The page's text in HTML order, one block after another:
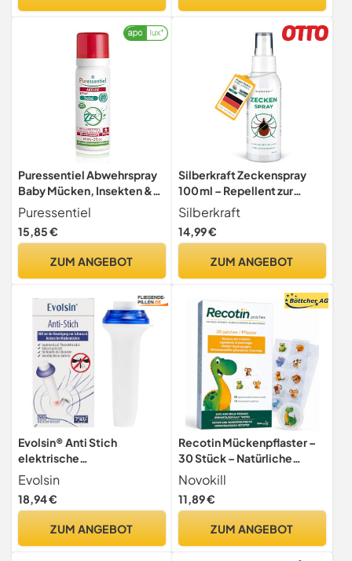
Puressentiel Abwehrspray
Baby Mücken, Insekten &
Zecken ab 6 Monaten 60 ml
Puressentiel
15,85 €
ZUM ANGEBOT
Silberkraft Zeckenspray
100 ml – Repellent zur
Zeckenabwehr –
Anwendung auf Haut &
Kleidung – mit
Silberkraft
14,99 €
ZUM ANGEBOT
Evolsin® Anti Stich
elektrische
Insektenstichbehanldung
Evolsin
18,94 €
ZUM ANGEBOT
Recotin Mückenpflaster –
30 Stück – Natürliche
Wirkstoffe – Pflaster gegen
Mückenstiche –
Dermatologisch Getestet -
Tiermotive & 10x
Novokill
11,89 €
ZUM ANGEBOT